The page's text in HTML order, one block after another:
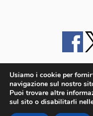
iMagazine · contatti e staff ·
iMagazine è un marchio di
Usiamo i cookie per
navigazione sul nostro
Puoi trovare altre
sul sito o disabilitarli